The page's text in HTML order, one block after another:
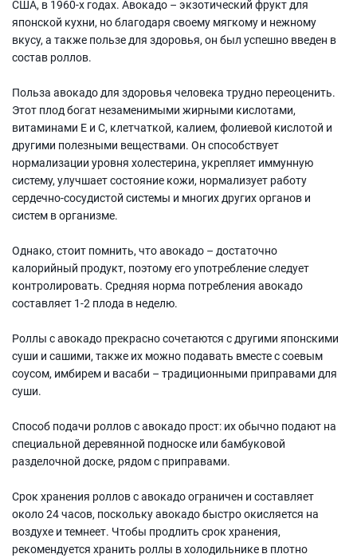
США, в 1960-х годах. Авокадо – экзотический фрукт для
японской кухни, но благодаря своему мягкому и нежному
вкусу, а также пользе для здоровья, он был успешно введен в
состав роллов.
Польза авокадо для здоровья человека трудно переоценить.
Этот плод богат незаменимыми жирными кислотами,
витаминами Е и С, клетчаткой, калием, фолиевой кислотой и
другими полезными веществами. Он способствует
нормализации уровня холестерина, укрепляет иммунную
систему, улучшает состояние кожи, нормализует работу
сердечно-сосудистой системы и многих других органов и
систем в организме.
Однако, стоит помнить, что авокадо – достаточно
калорийный продукт, поэтому его употребление следует
контролировать. Средняя норма потребления авокадо
составляет 1-2 плода в неделю.
Роллы с авокадо прекрасно сочетаются с другими японскими
суши и сашими, также их можно подавать вместе с соевым
соусом, имбирем и васаби – традиционными приправами для
суши.
Способ подачи роллов с авокадо прост: их обычно подают на
специальной деревянной подноске или бамбуковой
разделочной доске, рядом с приправами.
Срок хранения роллов с авокадо ограничен и составляет
около 24 часов, поскольку авокадо быстро окисляется на
воздухе и темнеет. Чтобы продлить срок хранения,
рекомендуется хранить роллы в холодильнике в плотно